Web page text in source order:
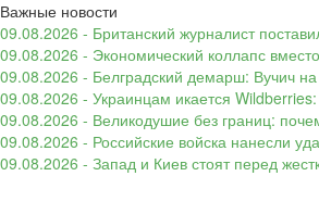
Важные новости
09.08.2026 - Британский журналист
09.08.2026 - Экономический коллапс
09.08.2026 - Белградский демарш: Вучич на
09.08.2026 - Украинцам икается
09.08.2026 - Великодушие без границ:
09.08.2026 - Российские войска нанесли
09.08.2026 - Запад и Киев стоят перед